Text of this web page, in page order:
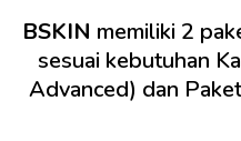
BSKIN memiliki 2
sesuai kebutuhan
Advanced) dan